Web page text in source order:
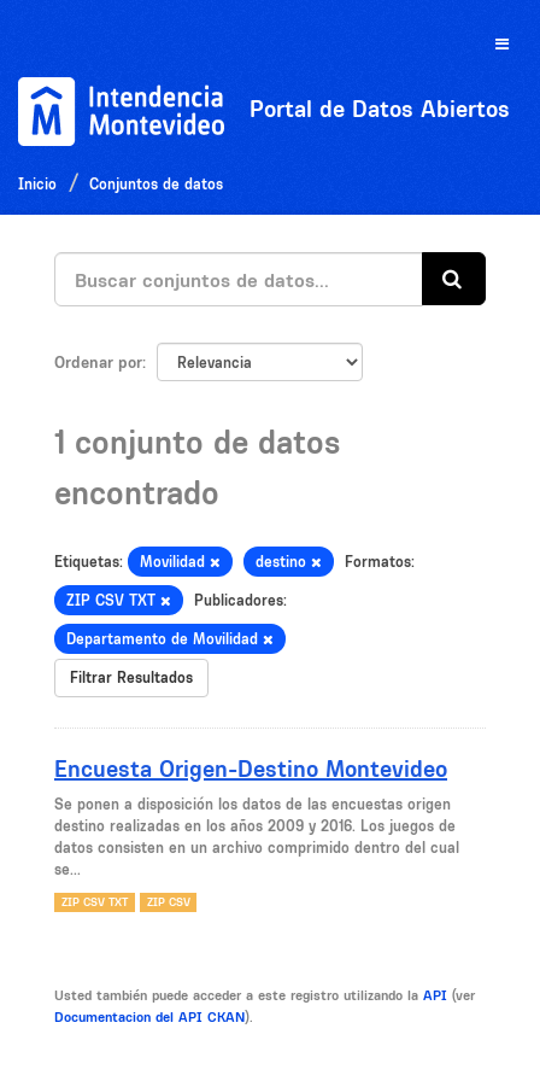
Toggle
Portal de Datos Abiertos
Inicio Conjuntos de datos
Ordenar por
1 conjunto de datos
encontrado
Etiquetas: Movilidad destino Formatos:
ZIP CSV TXT Publicadores:
Departamento de Movilidad
Filtrar Resultados
Encuesta Origen-Destino Montevideo
Se ponen a disposición los datos de las encuestas origen
destino realizadas en los años 2009 y 2016. Los juegos de
datos consisten en un archivo comprimido dentro del cual
se...
ZIP CSV TXT ZIP CSV
Usted también puede acceder a este registro utilizando la API (ver
Documentacion del API CKAN).